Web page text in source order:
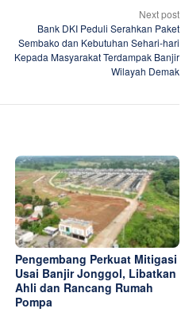
Next post
Bank DKI Peduli Serahkan Paket
Sembako dan Kebutuhan Sehari-hari
Kepada Masyarakat Terdampak Banjir
Wilayah Demak
Pengembang Perkuat Mitigasi
Usai Banjir Jonggol, Libatkan
Ahli dan Rancang Rumah
Pompa